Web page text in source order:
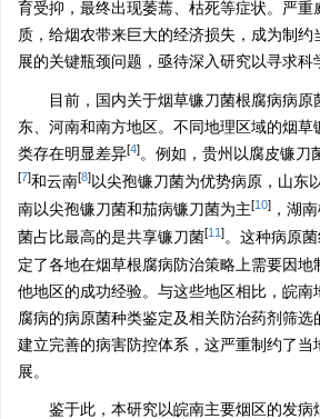
育受抑，最终出现萎蔫、枯死等症状。严重
质，给烟农带来巨大的经济损失，成为制
展的关键瓶颈问题，亟待深入研究以寻求科
目前，国内关于烟草镰刀菌根腐病病原
东、河南和南方地区。不同地理区域的烟
类存在明显差异[4]。例如，贵州以腐皮镰刀
[7]和云南[8]以尖孢镰刀菌为优势病原，山东
南以尖孢镰刀菌和茄病镰刀菌为主[10] ，湖
菌占比最高的是共享镰刀菌[11]。这种病原
定了各地在烟草根腐病防治策略上需要因
他地区的成功经验。与这些地区相比，皖南
腐病的病原菌种类鉴定及相关防治药剂筛
建立完善的病害防控体系，这严重制约了当
展。
鉴于此，本研究以皖南主要烟区的发病